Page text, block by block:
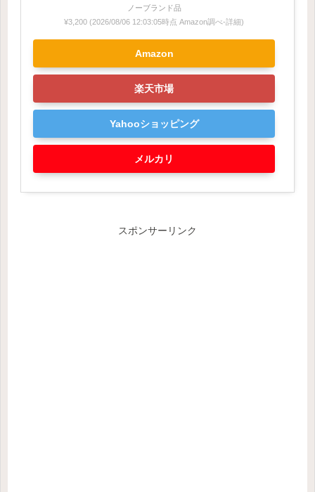
ノーブランド品
¥3,200 (2026/08/06 12:03:05時点 Amazon調べ-詳細)
Amazon
楽天市場
Yahooショッピング
メルカリ
スポンサーリンク